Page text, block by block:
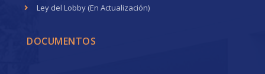
Ley del Lobby (En Actualización)
DOCUMENTOS